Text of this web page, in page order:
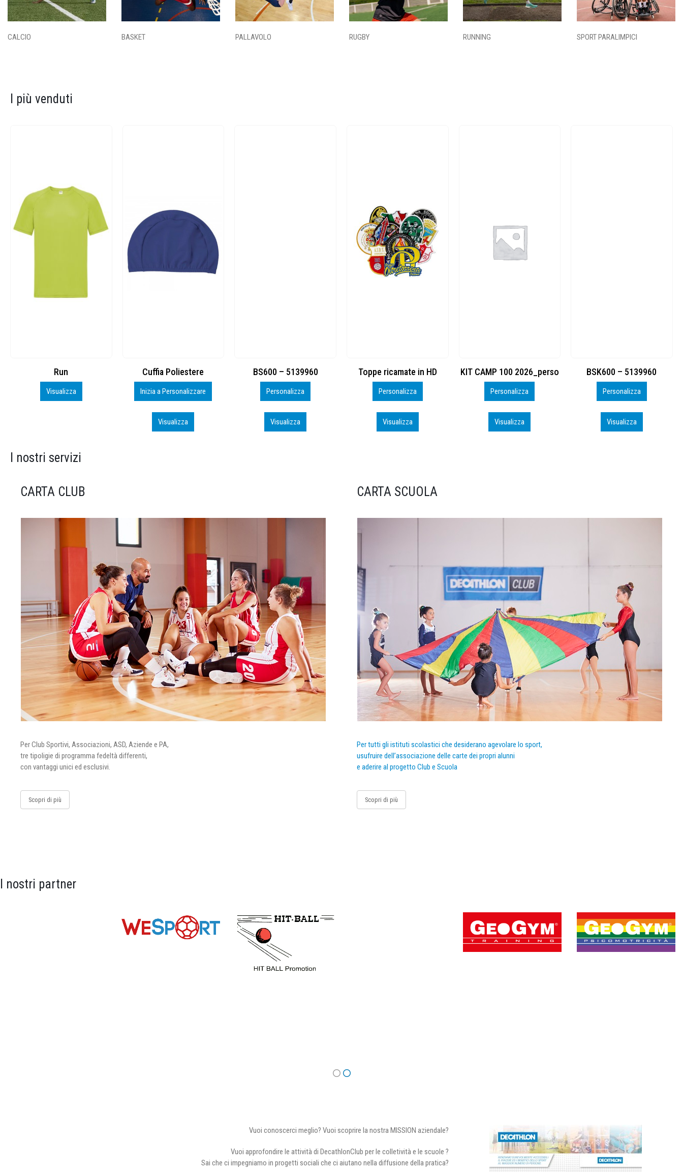
CALCIO BASKET PALLAVOLO RUGBY RUNNING SPORT PARALIMPICI
I più venduti
Cuffia Poliestere
Inizia a Personalizzare
BS600 – 5139960
Personalizza
Visualizza
Toppe ricamate in HD
Personalizza
Visualizza
KIT CAMP 100 2026_perso
Personalizza
Visualizza
BSK600 – 5139960
Personalizza
Visualizza
DTF
Personalizza
Visualizza
I nostri servizi
CARTA CLUB
Per Club Sportivi, Associazioni, ASD, Aziende e PA,
tre tipoligie di programma fedeltà differenti,
con vantaggi unici ed esclusivi.
Scopri di più
CARTA SCUOLA
Per tutti gli istituti scolastici che desiderano agevolare lo sport,
usufruire dell’associazione delle carte dei propri alunni
e aderire al progetto Club e Scuola
Scopri di più
I nostri partner
Vuoi conoscerci meglio? Vuoi scoprire la nostra MISSION aziendale?
Vuoi approfondire le attività di DecathlonClub per le colletività e le scuole ?
Sai che ci impegniamo in progetti sociali che ci aiutano nella diffusione della pratica?